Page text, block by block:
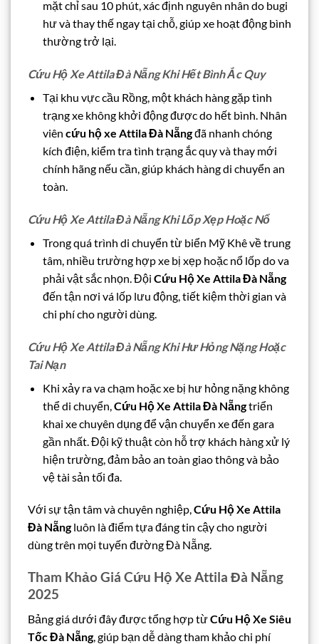
mặt chỉ sau 10 phút, xác định nguyên nhân do bugi
hư và thay thế ngay tại chỗ, giúp xe hoạt động bình
thường trở lại.
Cứu Hộ Xe Attila Đà Nẵng Khi Hết Bình Ắc Quy
Tại khu vực cầu Rồng, một khách hàng gặp tình
trạng xe không khởi động được do hết bình. Nhân
viên cứu hộ xe Attila Đà Nẵngđã nhanh chóng
kích điện, kiểm tra tình trạng ắc quy và thay mới
chính hãng nếu cần, giúp khách hàng di chuyển an
toàn.
Cứu Hộ Xe Attila Đà Nẵng Khi Lốp Xẹp Hoặc Nổ
Trong quá trình di chuyển từ biển Mỹ Khê về trung
tâm, nhiều trường hợp xe bị xẹp hoặc nổ lốp do va
phải vật sắc nhọn. Đội Cứu Hộ Xe Attila Đà Nẵng
đến tận nơi vá lốp lưu động, tiết kiệm thời gian và
chi phí cho người dùng.
Cứu Hộ Xe Attila Đà Nẵng Khi Hư Hỏng Nặng Hoặc
Tai Nạn
Khi xảy ra va chạm hoặc xe bị hư hỏng nặng không
thể di chuyển, Cứu Hộ Xe Attila Đà Nẵngtriển
khai xe chuyên dụng để vận chuyển xe đến gara
gần nhất. Đội kỹ thuật còn hỗ trợ khách hàng xử lý
hiện trường, đảm bảo an toàn giao thông và bảo
vệ tài sản tối đa.
Với sự tận tâm và chuyên nghiệp,Cứu Hộ Xe Attila
Đà Nẵngluôn là điểm tựa đáng tin cậy cho người
dùng trên mọi tuyến đường Đà Nẵng.
Tham Khảo Giá Cứu Hộ Xe Attila Đà Nẵng
2025
Bảng giá dưới đây được tổng hợp từCứu Hộ Xe Siêu
Tốc Đà Nẵng, giúp bạn dễ dàng tham khảo chi phí